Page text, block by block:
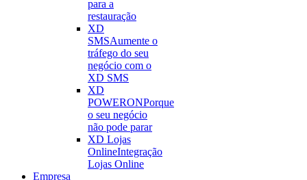
para a
restauração
XD
SMSAumente o
tráfego do seu
negócio com o
XD SMS
XD
POWERONPorque
o seu negócio
não pode parar
XD Lojas
OnlineIntegração
Lojas Online
Empresa